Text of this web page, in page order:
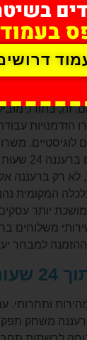
להופעתם של
ועסקיים.
היא סיפקה יתרון
זה, בתורו,
צמיחה כלכלית בתוך העיר. יתרה מכך, שירותי משלוחים
לוגיסטיים.
הכנסה ותעסוקה לתושבים המקומיים,
לא רק ברעננה
המקומית
יותר
המשתנה במהירות
משחק